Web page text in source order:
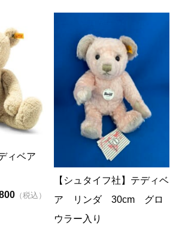
ィベア
（税込）
【シュタイフ社】テディベ
ア リンダ 30cm グロ
ウラー入り